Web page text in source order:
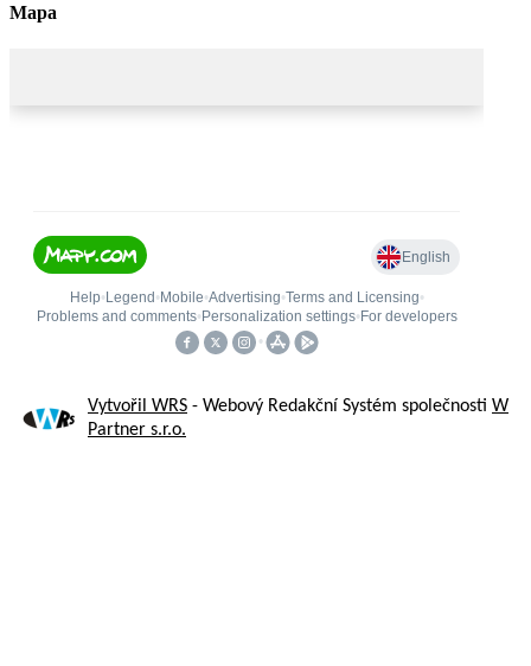
Mapa
Vytvořil WRS - Webový Redakční Systém společnosti W
Partner s.r.o.